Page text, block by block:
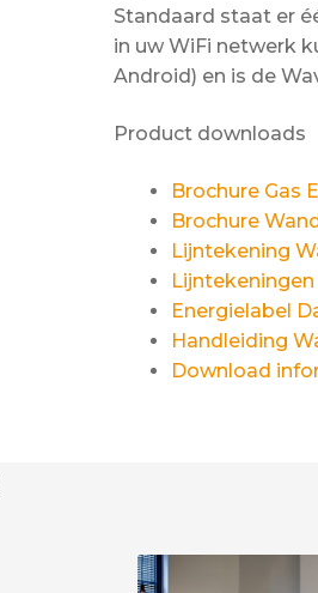
Standaard staat er
in uw WiFi netwerk
Android) en is de
Product downloads
Brochure Gas
Brochure
Lijntekening
Energielabel
Handleiding
Download